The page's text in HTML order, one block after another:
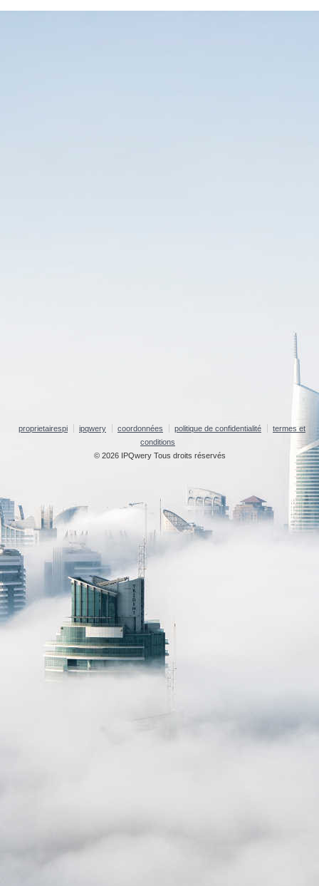
proprietairespi ipqwery coordonnées politique de confidentialité
termes et
conditions
© 2026 IPQwery Tous droits réservés